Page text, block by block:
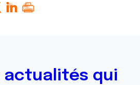
actualités qui